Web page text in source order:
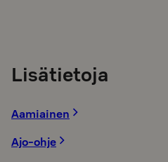
Lisätietoja
Aamiainen
Ajo-ohje